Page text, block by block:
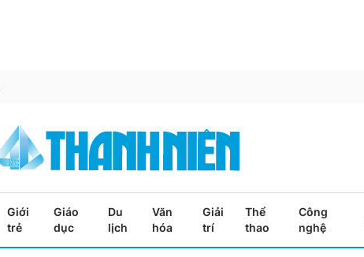
Giới
trẻ
Giáo
dục
Du
lịch
Văn
hóa
Giải
trí
Thể
thao
Công
nghệ